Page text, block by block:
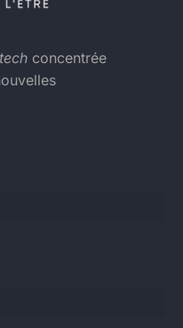
tech concentrée